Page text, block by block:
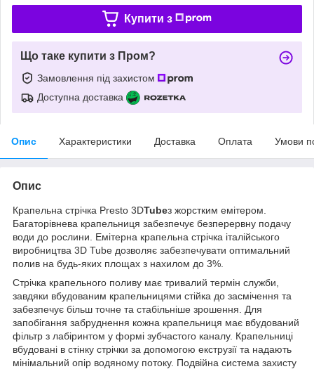
Купити з
Що таке купити з Пром?
Замовлення під захистом
Доступна доставка
Опис Характеристики Доставка Оплата Умови
Опис
Крапельна стрічка Presto 3DTubeз жорстким емітером.
Багаторівнева крапельниця забезпечує безперервну подачу
води до рослини. Емітерна крапельна стрічка італійського
виробництва 3D Tube дозволяє забезпечувати оптимальний
полив на будь-яких площах з нахилом до 3%.
Стрічка крапельного поливу має тривалий термін служби,
завдяки вбудованим крапельницями стійка до засмічення та
забезпечує більш точне та стабільніше зрошення. Для
запобігання забруднення кожна крапельниця має вбудований
фільтр з лабіринтом у формі зубчастого каналу. Крапельниці
вбудовані в стінку стрічки за допомогою екструзії та надають
мінімальний опір водяному потоку. Подвійна система захисту